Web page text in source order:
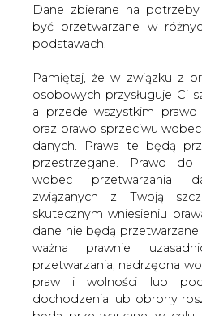
Dane zbierane na
być przetwarzane w
podstawach.
Pamiętaj, że w związku z
osobowych przysługuje Ci
a przede wszystkim
oraz prawo sprzeciwu
danych. Prawa te będą
przestrzegane. Prawo do
wobec przetwarzania
związanych z Twoją
skutecznym wniesieniu
dane nie będą
ważna prawnie
przetwarzania, nadrzędna
praw i wolności lub
dochodzenia lub obrony
Śledztwo w sprawie
paliwem żeglugowym
Prokurator Wanda
Okręgowej w
że miejscowa
postępowanie w
handlu paliwem
kutrów. Dodała ona,
zatrzymano
kilka aresztowano.
kilknij TU i przeczytaj pełną